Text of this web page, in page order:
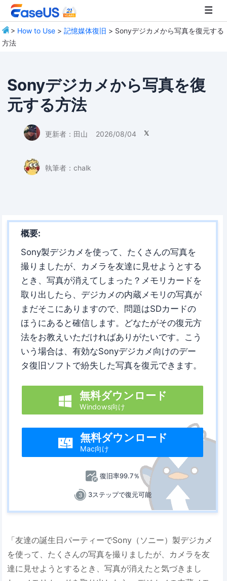
> How to Use >記憶媒体復旧 > Sonyデジカメから写真を復元する
方法
Sonyデジカメから写真を復
元する方法
更新者： 田山 2026/08/04 
執筆者： chalk
概要:
Sony製デジカメを使って、たくさんの写真を
撮りましたが、カメラを友達に見せようとする
とき、写真が消えてしまった？メモリカードを
取り出したら、デジカメの内蔵メモリの写真が
まだそこにありますので、問題はSDカードの
ほうにあると確信します。どなたがその復元方
法をお教えいただければありがたいです。こう
いう場合は、有効なSonyデジカメ向けのデー
タ復旧ソフトで紛失した写真を復元できます。
 無料ダウンロード
Windows向け
 無料ダウンロード
Mac向け
復旧率99.7％
3ステップで復元可能
「友達の誕生日パーティーでSony（ソニー）製デジカメ
を使って、たくさんの写真を撮りましたが、カメラを友
達に見せようとするとき、写真が消えたと気づきまし